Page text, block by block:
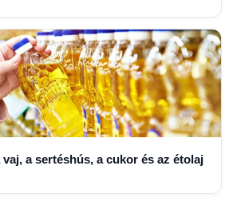
a sertéshús, a cukor és az étolaj